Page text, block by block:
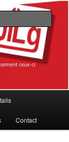
diplômés de la
Contact